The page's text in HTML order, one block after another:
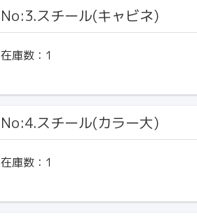
No:3.スチール(キャビネ)
在庫数： 1
No:4.スチール(カラー大)
在庫数： 1